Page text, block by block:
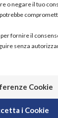
HEM-
o negare il tuo
fornire il
senza
Cookie
i Cookie